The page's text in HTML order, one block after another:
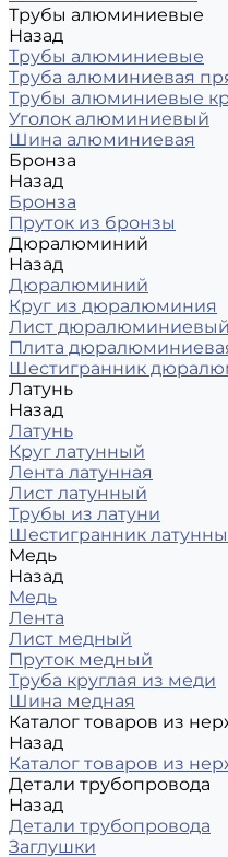
Трубы алюминиевые
Назад
Трубы алюминиевые
Труба алюминиевая
Трубы алюминиевые
Уголок алюминиевый
Шина алюминиевая
Бронза
Назад
Бронза
Пруток из бронзы
Дюралюминий
Назад
Дюралюминий
Круг из дюралюминия
Лист дюралюминиевый
Плита
Шестигранник
Латунь
Назад
Латунь
Круг латунный
Лента латунная
Лист латунный
Трубы из латуни
Шестигранник
Медь
Назад
Медь
Лента
Лист медный
Пруток медный
Труба круглая из меди
Шина медная
Каталог товаров из
Назад
Каталог товаров из
Детали трубопровода
Назад
Детали трубопровода
Заглушки